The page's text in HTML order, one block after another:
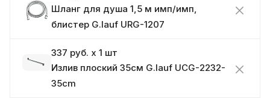
Шланг для душа 1,5 м имп/имп,
блистер G.lauf URG-1207
Излив плоский 35см G.lauf UCG-2232-
35cm
337 руб. x 1 шт